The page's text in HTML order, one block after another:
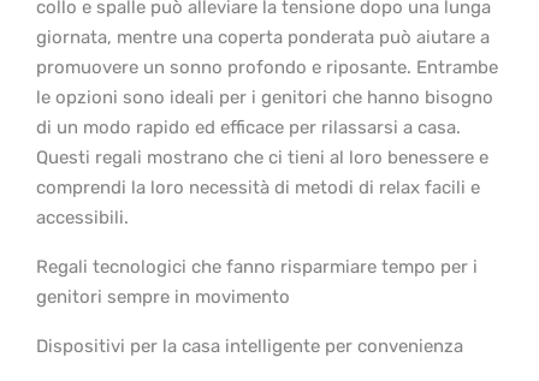
collo e spalle può alleviare la tensione dopo una lunga
giornata, mentre una coperta ponderata può aiutare a
promuovere un sonno profondo e riposante. Entrambe
le opzioni sono ideali per i genitori che hanno bisogno
di un modo rapido ed efficace per rilassarsi a casa.
Questi regali mostrano che ci tieni al loro benessere e
comprendi la loro necessità di metodi di relax facili e
accessibili.
Regali tecnologici che fanno risparmiare tempo per i
genitori sempre in movimento
Dispositivi per la casa intelligente per convenienza